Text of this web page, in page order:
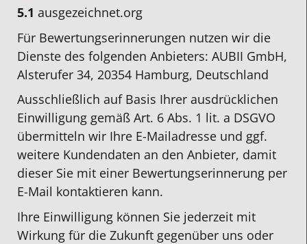
5.1 ausgezeichnet.org
Für Bewertungserinnerungen nutzen wir die
Dienste des folgenden Anbieters: AUBII GmbH,
Alsterufer 34, 20354 Hamburg, Deutschland
Ausschließlich auf Basis Ihrer ausdrücklichen
Einwilligung gemäß Art. 6 Abs. 1 lit. a DSGVO
übermitteln wir Ihre E-Mailadresse und ggf.
weitere Kundendaten an den Anbieter, damit
dieser Sie mit einer Bewertungserinnerung per
E-Mail kontaktieren kann.
Ihre Einwilligung können Sie jederzeit mit
Wirkung für die Zukunft gegenüber uns oder